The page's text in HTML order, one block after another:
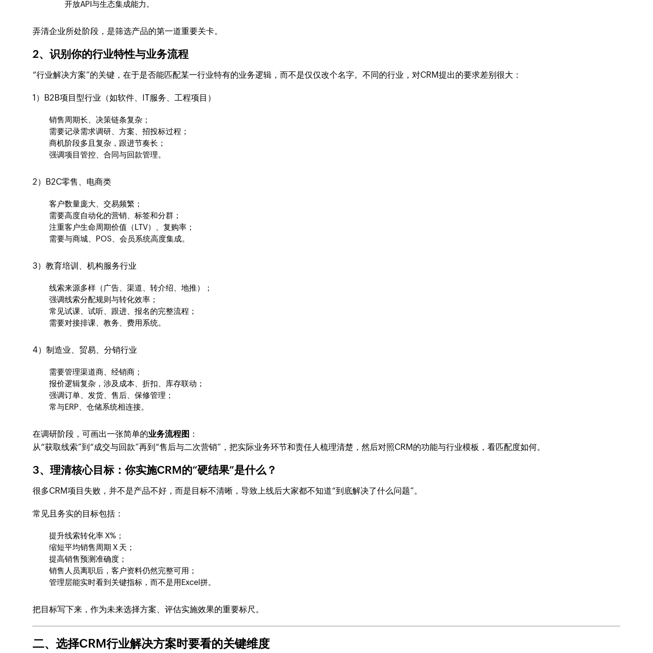
开放API与生态集成能力。
弄清企业所处阶段，是筛选产品的第一道重要关卡。
2、识别你的行业特性与业务流程
“行业解决方案”的关键，在于是否能匹配某一行业特有的业务逻辑，而不是仅仅改个名字。不同的行业，对CRM提出的要求差别很大：
1）B2B项目型行业（如软件、IT服务、工程项目）
销售周期长、决策链条复杂；
需要记录需求调研、方案、招投标过程；
商机阶段多且复杂，跟进节奏长；
强调项目管控、合同与回款管理。
2）B2C零售、电商类
客户数量庞大、交易频繁；
需要高度自动化的营销、标签和分群；
注重客户生命周期价值（LTV）、复购率；
需要与商城、POS、会员系统高度集成。
3）教育培训、机构服务行业
线索来源多样（广告、渠道、转介绍、地推）；
强调线索分配规则与转化效率；
常见试课、试听、跟进、报名的完整流程；
需要对接排课、教务、费用系统。
4）制造业、贸易、分销行业
需要管理渠道商、经销商；
报价逻辑复杂，涉及成本、折扣、库存联动；
强调订单、发货、售后、保修管理；
常与ERP、仓储系统相连接。
在调研阶段，可画出一张简单的业务流程图 ：
从“获取线索”到“成交与回款”再到“售后与二次营销”，把实际业务环节和责任人梳理清楚，然后对照CRM的功能与行业模板，看匹配度如何。
3、理清核心目标：你实施CRM的“硬结果”是什么？
很多CRM项目失败，并不是产品不好，而是目标不清晰，导致上线后大家都不知道“到底解决了什么问题”。
常见且务实的目标包括：
提升线索转化率 X%；
缩短平均销售周期 X 天；
提高销售预测准确度；
销售人员离职后，客户资料仍然完整可用；
管理层能实时看到关键指标，而不是用Excel拼。
把目标写下来，作为未来选择方案、评估实施效果的重要标尺。
二、选择CRM行业解决方案时要看的关键维度